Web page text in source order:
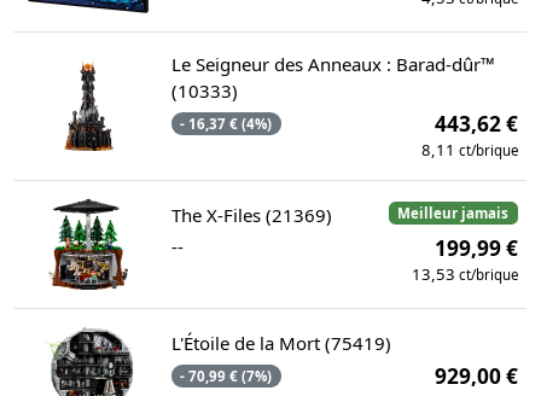
Le Seigneur des Anneaux : Barad-dûr™
(10333)
- 16,37 € (4%) 443,62 €
8,11 ct/brique
Meilleur jamais
The X-Files (21369)
--
199,99 €
13,53 ct/brique
L'Étoile de la Mort (75419)
- 70,99 € (7%) 929,00 €